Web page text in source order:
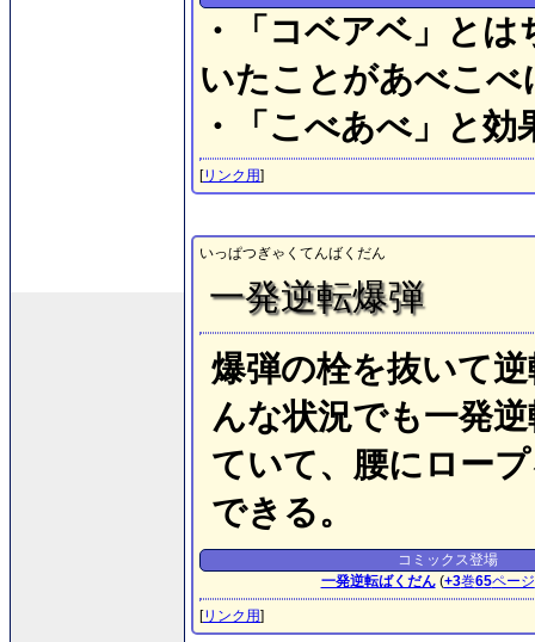
・「コベアベ」と
いたことがあべこべ
・「こべあべ」と
[リンク用]
いっぱつぎゃくてんばくだん
一発逆転爆弾
爆弾の栓を抜いて
んな状況でも一発
ていて、腰にロー
できる。
コミックス登場
一発逆転ばくだん(+3巻65ページ
[リンク用]